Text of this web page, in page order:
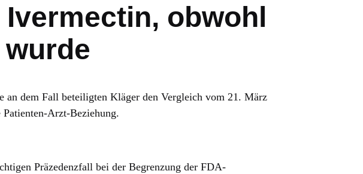
obwohl
an dem Fall beteiligten Kläger den Vergleich vom 21. März
Arzt-Beziehung.
Präzedenzfall bei der Begrenzung der FDA-